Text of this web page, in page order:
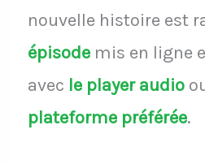
nouvelle histoire est
épisodemis en ligne
avec le player audio
plateforme préférée.